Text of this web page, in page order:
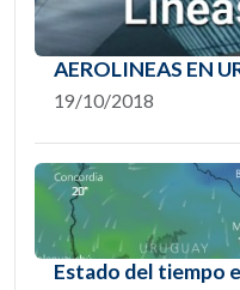
AEROLINEAS EN
19/10/2018
Estado del tiempo